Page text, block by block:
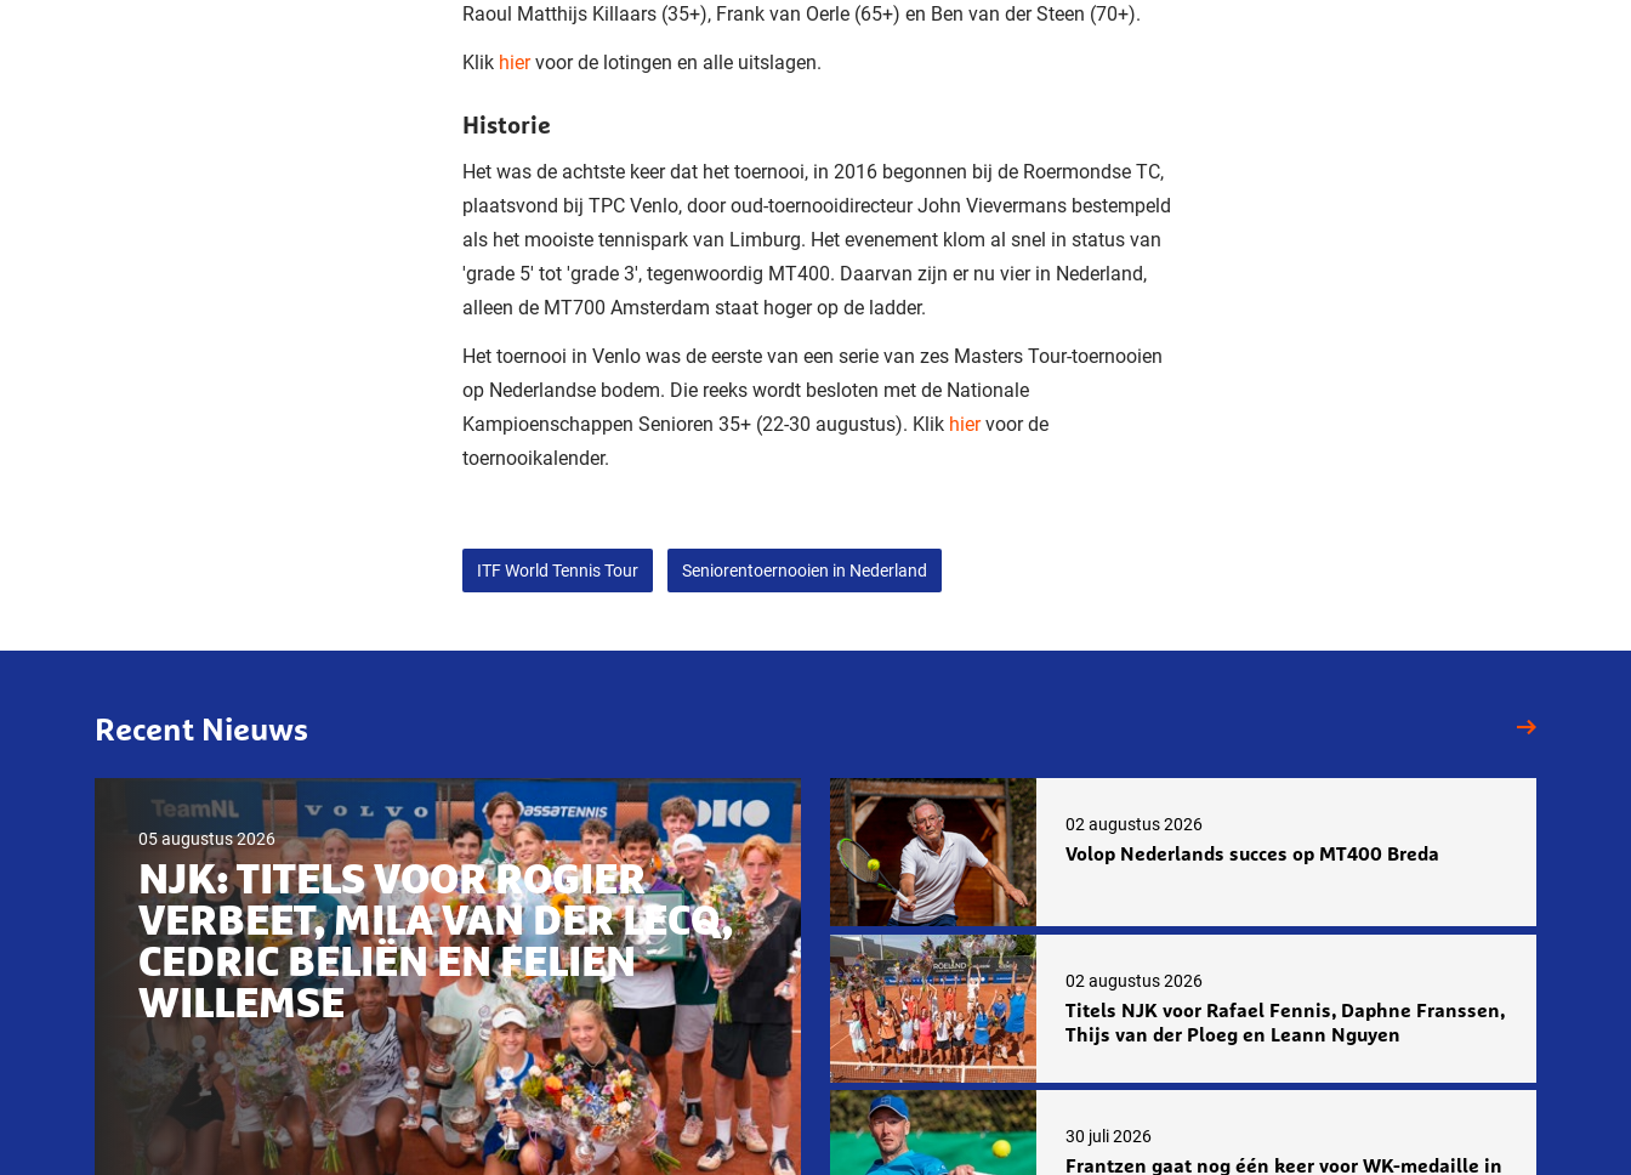
Raoul Matthijs Killaars (35+), Frank van Oerle (65+) en Ben van der Steen (70+).
Klik hiervoor de lotingen en alle uitslagen.
Historie
Het was de achtste keer dat het toernooi, in 2016 begonnen bij de Roermondse TC,
plaatsvond bij TPC Venlo, door oud-toernooidirecteur John Vievermans bestempeld
als het mooiste tennispark van Limburg. Het evenement klom al snel in status van
'grade 5' tot 'grade 3', tegenwoordig MT400. Daarvan zijn er nu vier in Nederland,
alleen de MT700 Amsterdam staat hoger op de ladder.
Het toernooi in Venlo was de eerste van een serie van zes Masters Tour-toernooien
op Nederlandse bodem. Die reeks wordt besloten met de Nationale
Kampioenschappen Senioren 35+ (22-30 augustus). Klik hiervoor de
toernooikalender.
ITF World Tennis Tour Seniorentoernooien in Nederland
Recent Nieuws
05 augustus 2026
NJK: TITELS VOOR ROGIER
VERBEET, MILA VAN DER LECQ,
CEDRIC BELIËN EN FELIEN
WILLEMSE
02 augustus 2026
Volop Nederlands succes op MT400 Breda
02 augustus 2026
Titels NJK voor Rafael Fennis, Daphne Franssen,
Thijs van der Ploeg en Leann Nguyen
30 juli 2026
Frantzen gaat nog één keer voor WK-medaille in